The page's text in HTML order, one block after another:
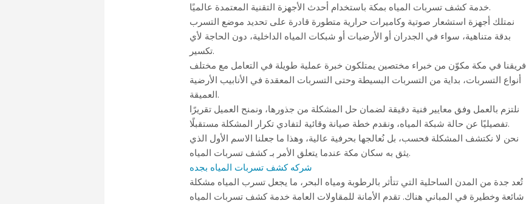
خدمة كشف تسربات المياه بمكة باستخدام أحدث الأجهزة التقنية المعتمدة عالميًا.
نمتلك أجهزة استشعار صوتية وكاميرات حرارية متطورة قادرة على تحديد موضع التسرب
بدقة متناهية، سواء في الجدران أو الأرضيات أو شبكات المياه الداخلية، دون الحاجة لأي
تكسير.
فريقنا في مكة مكوّن من خبراء مختصين يمتلكون خبرة عملية طويلة في التعامل مع مختلف
أنواع التسربات، بداية من التسربات البسيطة وحتى التسربات المعقدة في الأنابيب الأرضية
العميقة.
نلتزم بالعمل وفق معايير فنية دقيقة لضمان حل المشكلة من جذورها، ونمنح العميل تقريرًا
تفصيليًا عن حالة شبكة المياه، ونقدم خطة صيانة وقائية لتفادي تكرار المشكلة مستقبلًا.
نحن لا نكتشف المشكلة فحسب، بل نُعالجها بحرفية عالية، وهذا ما جعلنا الاسم الأول الذي
يثق به سكان مكة عندما يتعلق الأمر بـ كشف تسربات المياه.
شركه كشف تسربات المياه بجده
تُعد جدة من المدن الساحلية التي تتأثر بالرطوبة ومياه البحر، ما يجعل تسرب المياه مشكلة
شائعة وخطيرة في المباني هناك. تقدم الأمانة للمقاولات العامة خدمة كشف تسربات المياه